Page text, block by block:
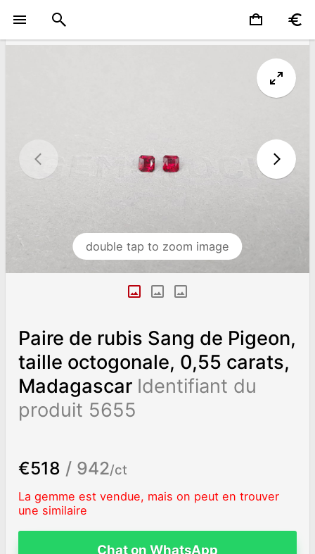
double tap to zoom image
Paire de rubis Sang de Pigeon,
taille octogonale, 0,55 carats,
Madagascar Identifiant du
produit 5655
€518 / 942/ct
La gemme est vendue, mais on peut en trouver
une similaire
Chat on WhatsApp